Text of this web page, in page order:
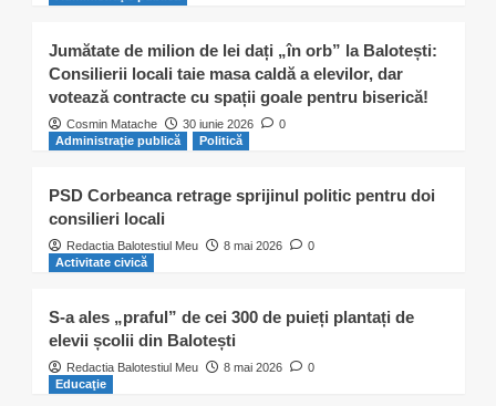
Jumătate de milion de lei dați „în orb” la Balotești:
Consilierii locali taie masa caldă a elevilor, dar
votează contracte cu spații goale pentru biserică!
Cosmin Matache 30 iunie 2026
0
Administraţie publică
Politică
PSD Corbeanca retrage sprijinul politic pentru doi
consilieri locali
Redactia Balotestiul Meu 8 mai 2026
0
Activitate civică
S-a ales „praful” de cei 300 de puieți plantați de
elevii școlii din Balotești
Redactia Balotestiul Meu 8 mai 2026
0
Educaţie